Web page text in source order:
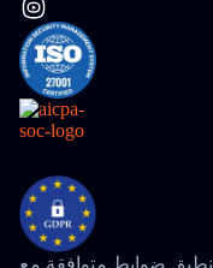
نطبق ضوابط متوافقة مع SOC 2 ونلتزم باللائحة العامة لحماية